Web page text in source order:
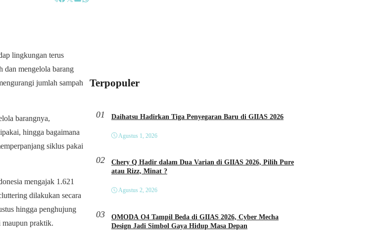
lingkungan terus
dan mengelola barang
jumlah sampah
barangnya,
hingga bagaimana
siklus pakai
mengajak 1.621
dilakukan secara
hingga penghujung
maupun praktik.
Terpopuler
01 Daihatsu Hadirkan Tiga Penyegaran Baru di GIIAS 2026
Agustus 1, 2026
02
Chery Q Hadir dalam Dua Varian di GIIAS 2026, Pilih Pure
atau Rizz, Minat ?
Agustus 2, 2026
03
OMODA O4 Tampil Beda di GIIAS 2026, Cyber Mecha
Design Jadi Simbol Gaya Hidup Masa Depan